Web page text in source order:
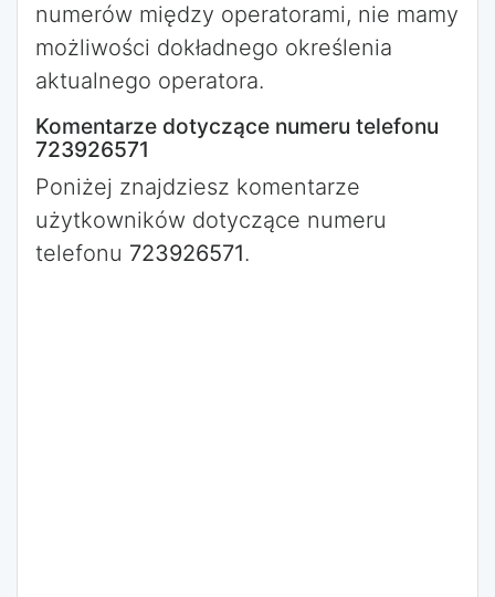
numerów między operatorami, nie mamy
możliwości dokładnego określenia
aktualnego operatora.
Komentarze dotyczące numeru telefonu
723926571
Poniżej znajdziesz komentarze
użytkowników dotyczące numeru
telefonu 723926571.